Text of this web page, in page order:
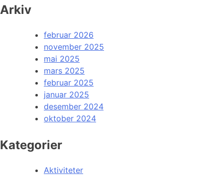
Arkiv
februar 2026
november 2025
mai 2025
mars 2025
februar 2025
januar 2025
desember 2024
oktober 2024
Kategorier
Aktiviteter